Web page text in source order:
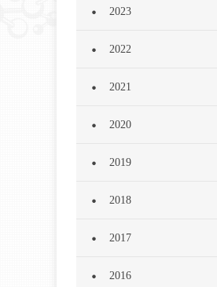
2023
2022
2021
2020
2019
2018
2017
2016